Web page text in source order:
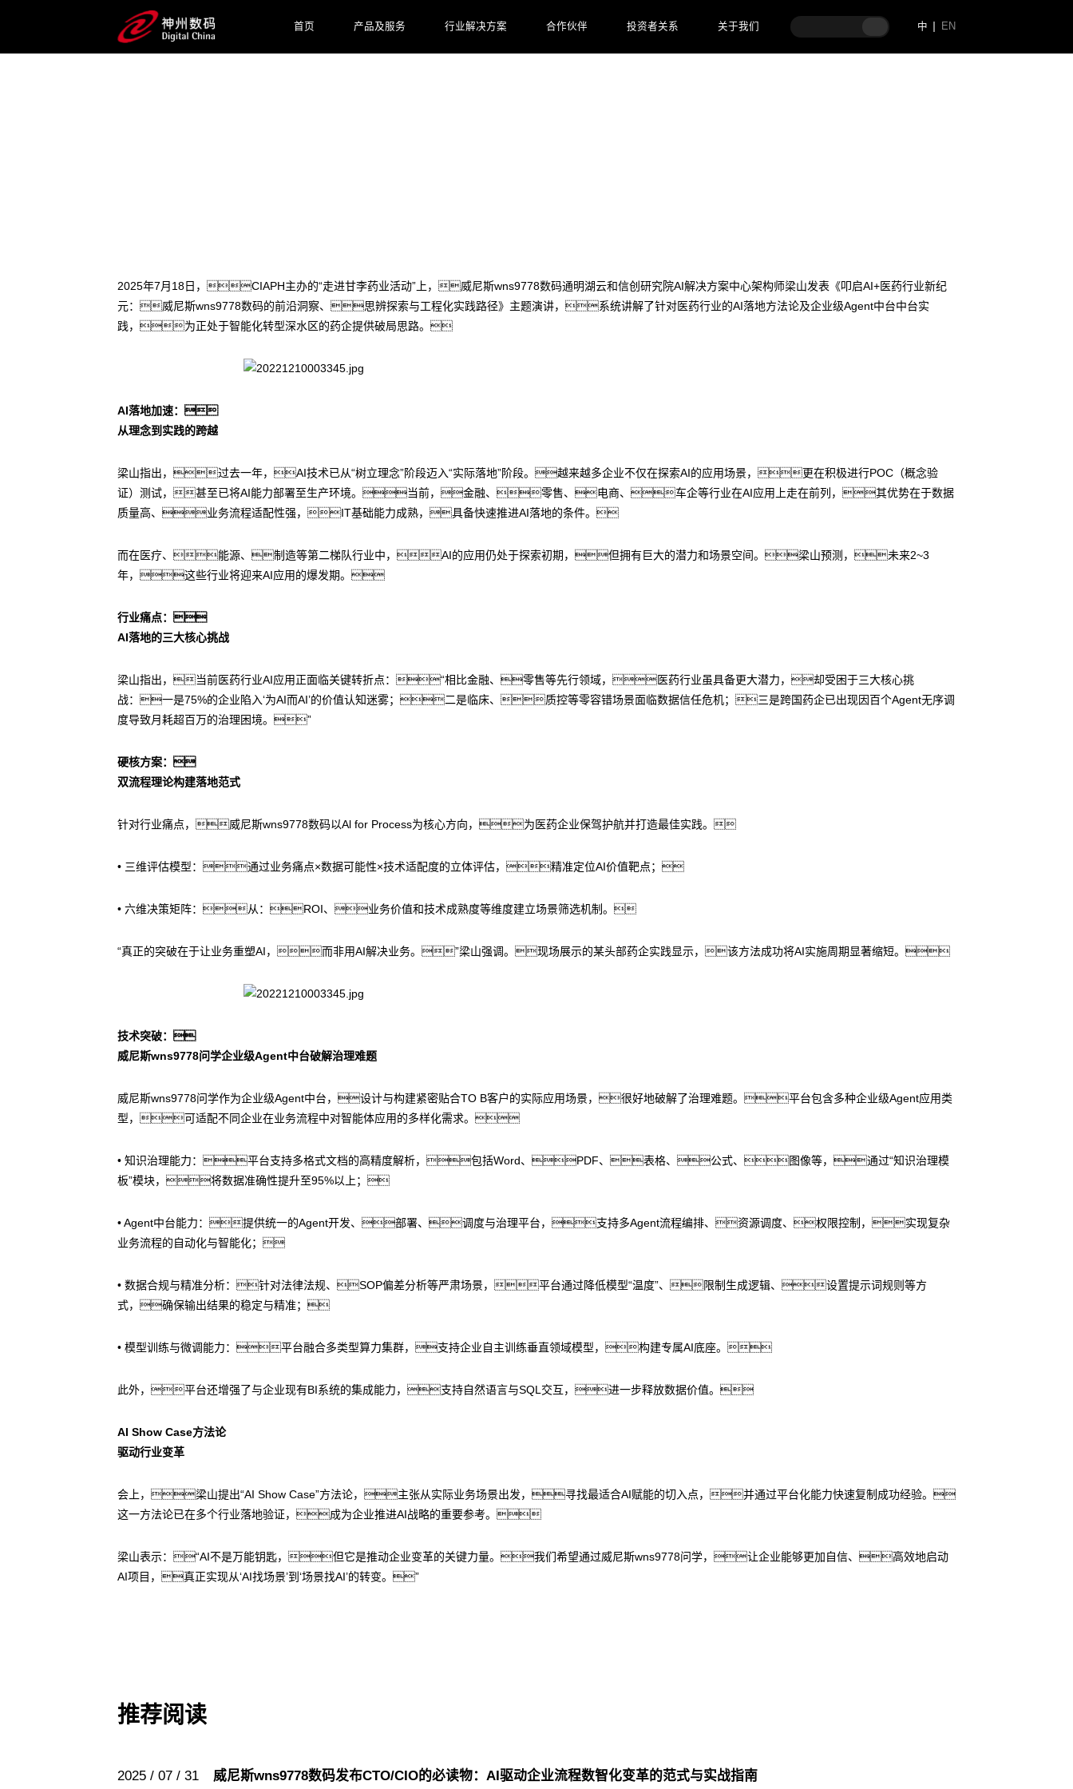
首页 产品及服务 行业解决方案 合作伙伴 投资者关系 关于我们 中 EN
2025年7月18日，CIAPH主办的“走进甘李药业活动”上，威尼斯wns9778数码通明湖云和信创研究院AI解决方案中心架构师梁山发表《叩启AI+医药行业新纪
元：威尼斯wns9778数码的前沿洞察、思辨探索与工程化实践路径》主题演讲，系统讲解了针对医药行业的AI落地方法论及企业级Agent中台中台实
践，为正处于智能化转型深水区的药企提供破局思路。
AI落地加速：
从理念到实践的跨越
梁山指出，过去一年，AI技术已从“树立理念”阶段迈入“实际落地”阶段。越来越多企业不仅在探索AI的应用场景，更在积极进行POC（概念验
证）测试，甚至已将AI能力部署至生产环境。当前，金融、零售、电商、车企等行业在AI应用上走在前列，其优势在于数据
质量高、业务流程适配性强，IT基础能力成熟，具备快速推进AI落地的条件。
而在医疗、能源、制造等第二梯队行业中，AI的应用仍处于探索初期，但拥有巨大的潜力和场景空间。梁山预测，未来2~3
年，这些行业将迎来AI应用的爆发期。
行业痛点：
AI落地的三大核心挑战
梁山指出，当前医药行业AI应用正面临关键转折点：“相比金融、零售等先行领域，医药行业虽具备更大潜力，却受困于三大核心挑
战：一是75%的企业陷入‘为AI而AI’的价值认知迷雾；二是临床、质控等零容错场景面临数据信任危机；三是跨国药企已出现因百个Agent无序调
度导致月耗超百万的治理困境。”
硬核方案：
双流程理论构建落地范式
针对行业痛点，威尼斯wns9778数码以Al for Process为核心方向，为医药企业保驾护航并打造最佳实践。
• 三维评估模型：通过业务痛点×数据可能性×技术适配度的立体评估，精准定位AI价值靶点；
• 六维决策矩阵：从：ROI、业务价值和技术成熟度等维度建立场景筛选机制。
“真正的突破在于让业务重塑AI，而非用AI解决业务。”梁山强调。现场展示的某头部药企实践显示，该方法成功将AI实施周期显著缩短。
技术突破：
威尼斯wns9778问学企业级Agent中台破解治理难题
威尼斯wns9778问学作为企业级Agent中台，设计与构建紧密贴合TO B客户的实际应用场景，很好地破解了治理难题。平台包含多种企业级Agent应用类
型，可适配不同企业在业务流程中对智能体应用的多样化需求。
• 知识治理能力：平台支持多格式文档的高精度解析，包括Word、PDF、表格、公式、图像等，通过“知识治理模
板”模块，将数据准确性提升至95%以上；
• Agent中台能力：提供统一的Agent开发、部署、调度与治理平台，支持多Agent流程编排、资源调度、权限控制，实现复杂
业务流程的自动化与智能化；
• 数据合规与精准分析：针对法律法规、SOP偏差分析等严肃场景，平台通过降低模型“温度”、限制生成逻辑、设置提示词规则等方
式，确保输出结果的稳定与精准；
• 模型训练与微调能力：平台融合多类型算力集群，支持企业自主训练垂直领域模型，构建专属AI底座。
此外，平台还增强了与企业现有BI系统的集成能力，支持自然语言与SQL交互，进一步释放数据价值。
AI Show Case方法论
驱动行业变革
会上，梁山提出“AI Show Case”方法论，主张从实际业务场景出发，寻找最适合AI赋能的切入点，并通过平台化能力快速复制成功经验。
这一方法论已在多个行业落地验证，成为企业推进AI战略的重要参考。
梁山表示：“AI不是万能钥匙，但它是推动企业变革的关键力量。我们希望通过威尼斯wns9778问学，让企业能够更加自信、高效地启动
AI项目，真正实现从‘AI找场景’到‘场景找AI’的转变。”
推荐阅读
2025 / 07 / 31 威尼斯wns9778数码发布CTO/CIO的必读物：AI驱动企业流程数智化变革的范式与实战指南